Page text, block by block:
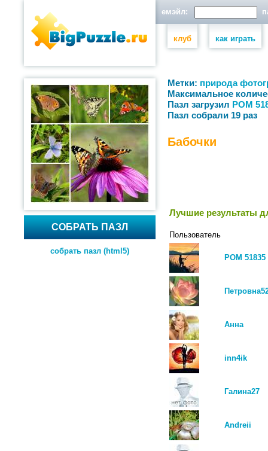
емэйл:
клуб как играть
СОБРАТЬ ПАЗЛ
собрать пазл (html5)
Метки: природа
Максимальное
Пазл загрузил РОМ
Пазл собрали 19 раз
Бабочки
Лучшие результаты
Пользователь
РОМ 51835
Анна
inn4ik
Галина27
Andreii